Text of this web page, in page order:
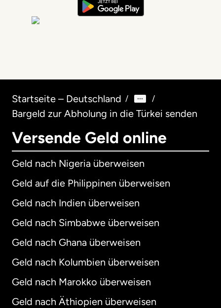
Startseite – Deutschland / /
Bargeld zur Abholung in die Türkei senden
Versende Geld online
Geld nach Nigeria überweisen
Geld auf die Philippinen überweisen
Geld nach Indien überweisen
Geld nach Simbabwe überweisen
Geld nach Ghana überweisen
Geld nach Kolumbien überweisen
Geld nach Marokko überweisen
Geld nach Äthiopien überweisen